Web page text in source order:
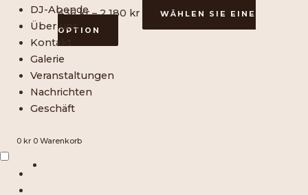
DJ-Abende
Über uns
Kontakt
Galerie
Veranstaltungen
Nachrichten
Geschäft
0 kr 0 Warenkorb
436kr – 2 180 kr
WÄHLEN SIE EINE
OPTION